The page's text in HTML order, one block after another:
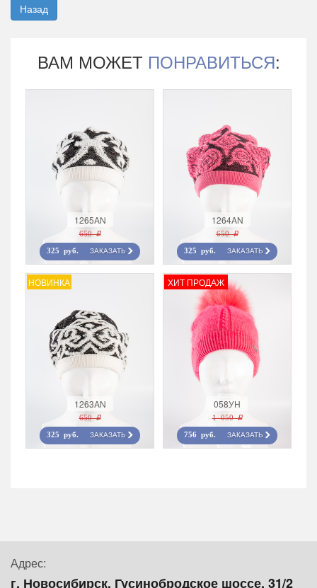
Назад
ВАМ МОЖЕТ ПОНРАВИТЬСЯ:
1265AN
650 r
325 руб. ЗАКАЗАТЬ
1264AN
650 r
325 руб. ЗАКАЗАТЬ
НОВИНКА
1263AN
650 r
325 руб. ЗАКАЗАТЬ
ХИТ ПРОДАЖ
058УН
1 050 r
756 руб. ЗАКАЗАТЬ
Адрес:
г. Новосибирск, Гусинобродское шоссе, 31/2